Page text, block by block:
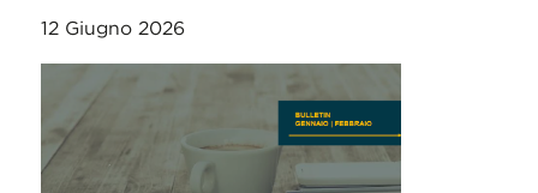
12 Giugno 2026